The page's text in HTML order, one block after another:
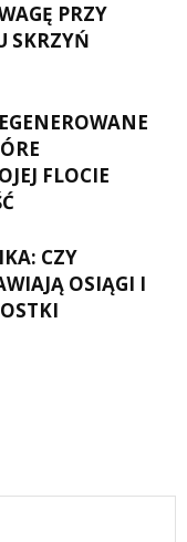
PRZY
SKRZYŃ
FLOCIE
CZY
OSIĄGI I